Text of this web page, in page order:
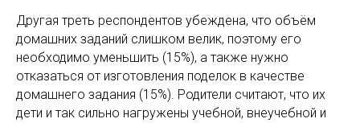
Другая треть респондентов убеждена, что объём
домашних заданий слишком велик, поэтому его
необходимо уменьшить (15%), а также нужно
отказаться от изготовления поделок в качестве
домашнего задания (15%). Родители считают, что их
дети и так сильно нагружены учебной, внеучебной и